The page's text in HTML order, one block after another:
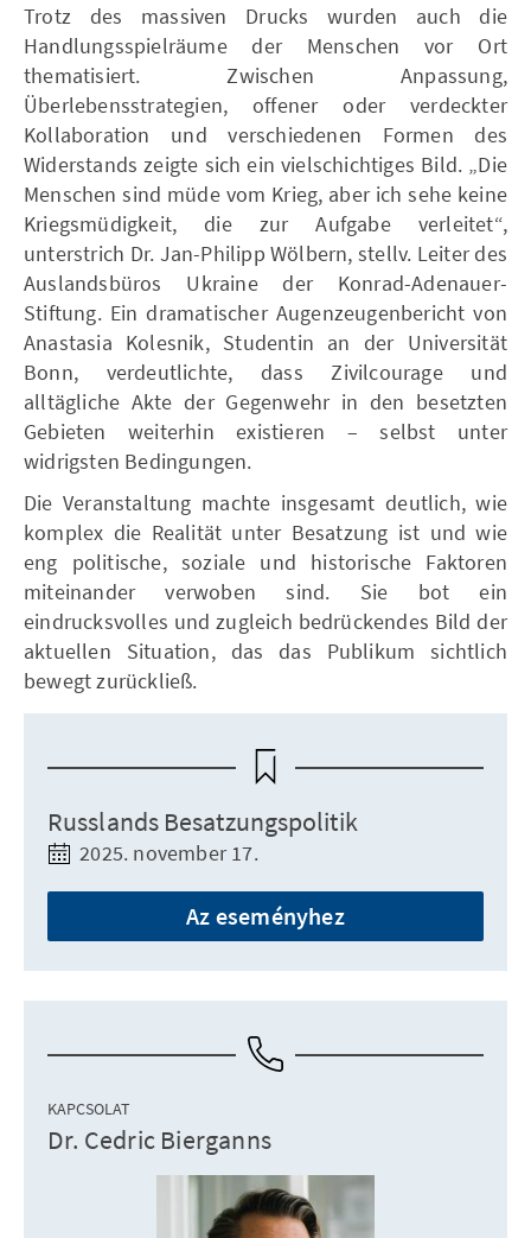
Trotz des massiven Drucks wurden auch die
Handlungsspielräume der Menschen vor Ort
thematisiert. Zwischen Anpassung,
Überlebensstrategien, offener oder verdeckter
Kollaboration und verschiedenen Formen des
Widerstands zeigte sich ein vielschichtiges Bild. „Die
Menschen sind müde vom Krieg, aber ich sehe keine
Kriegsmüdigkeit, die zur Aufgabe verleitet“,
unterstrich Dr. Jan-Philipp Wölbern, stellv. Leiter des
Auslandsbüros Ukraine der Konrad-Adenauer-
Stiftung. Ein dramatischer Augenzeugenbericht von
Anastasia Kolesnik, Studentin an der Universität
Bonn, verdeutlichte, dass Zivilcourage und
alltägliche Akte der Gegenwehr in den besetzten
Gebieten weiterhin existieren – selbst unter
widrigsten Bedingungen.
Die Veranstaltung machte insgesamt deutlich, wie
komplex die Realität unter Besatzung ist und wie
eng politische, soziale und historische Faktoren
miteinander verwoben sind. Sie bot ein
eindrucksvolles und zugleich bedrückendes Bild der
aktuellen Situation, das das Publikum sichtlich
bewegt zurückließ.
Russlands Besatzungspolitik
2025. november 17.
Az eseményhez
KAPCSOLAT
Dr. Cedric Bierganns